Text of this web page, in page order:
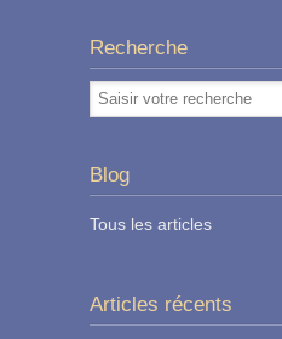
Recherche
Blog
Tous les articles
Articles récents